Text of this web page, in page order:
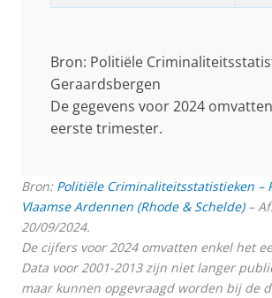
Bron: Politiële
Geraardsbergen
De gegevens voor 2024
eerste trimester.
Bron: Politiële Criminaliteitsstatistieken –
Vlaamse Ardennen (Rhode & Schelde)–
20/09/2024.
De cijfers voor 2024 omvatten enkel het
Data voor 2001-2013 zijn niet langer
maar kunnen opgevraagd worden bij de